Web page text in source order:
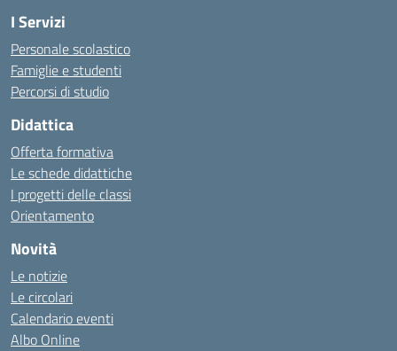
I Servizi
Personale scolastico
Famiglie e studenti
Percorsi di studio
Didattica
Offerta formativa
Le schede didattiche
I progetti delle classi
Orientamento
Novità
Le notizie
Le circolari
Calendario eventi
Albo Online